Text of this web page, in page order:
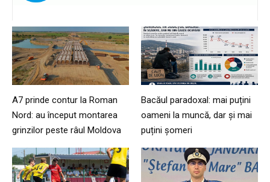
A7 prinde contur la Roman
Nord: au început montarea
grinzilor peste râul Moldova
Bacăul paradoxal: mai puțini
oameni la muncă, dar și mai
puțini șomeri